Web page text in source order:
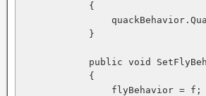
            {
            }
public void
            {
                flyBehavior = f;